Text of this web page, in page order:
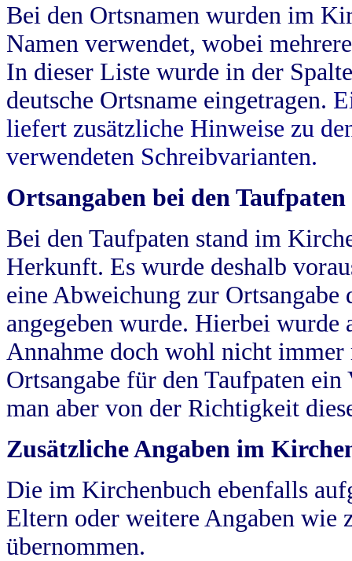
Bei den Ortsnamen wurden im
Namen verwendet, wobei
In dieser Liste wurde in der
deutsche Ortsname eingetragen.
liefert zusätzliche Hinweise zu
verwendeten Schreibvarianten.
Ortsangaben bei den Taufpaten
Bei den Taufpaten stand im
Herkunft. Es wurde deshalb
eine Abweichung zur
angegeben wurde. Hierbei wurde
Annahme doch wohl nicht
Ortsangabe für den Taufpaten
man aber von der Richtigkeit
Zusätzliche Angaben im
Die im Kirchenbuch ebenfalls
Eltern oder weitere Angaben wie
übernommen.